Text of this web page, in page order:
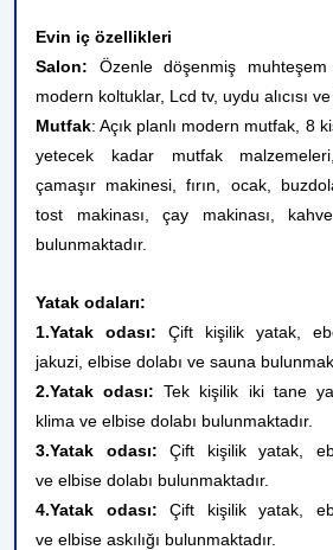
Evin iç özellikleri
Salon: Özenle döşenmiş muhteşem
modern koltuklar, Lcd tv, uydu alıcısı
Mutfak: Açık planlı modern mutfak, 8
yetecek kadar mutfak
çamaşır makinesi, fırın, ocak,
tost makinası, çay makinası,
bulunmaktadır.
Yatak odaları:
1.Yatak odası: Çift kişilik yatak,
jakuzi, elbise dolabı ve sauna
2.Yatak odası:Tek kişilik iki tane
klima ve elbise dolabı bulunmaktadır.
3.Yatak odası:Çift kişilik yatak,
ve elbise dolabı bulunmaktadır.
4.Yatak odası:
Çift kişilik yatak,
ve elbise askılığı bulunmaktadır.